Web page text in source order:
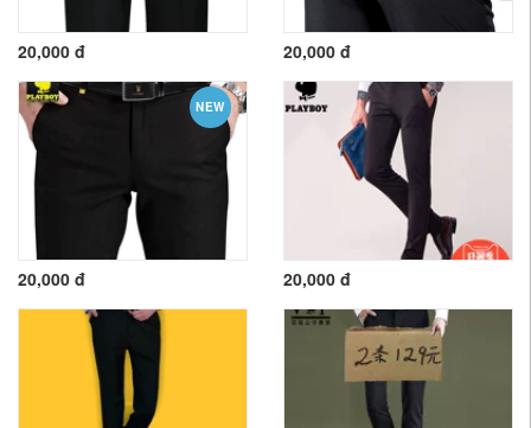
20,000 đ 20,000 đ
NEW
20,000 đ 20,000 đ